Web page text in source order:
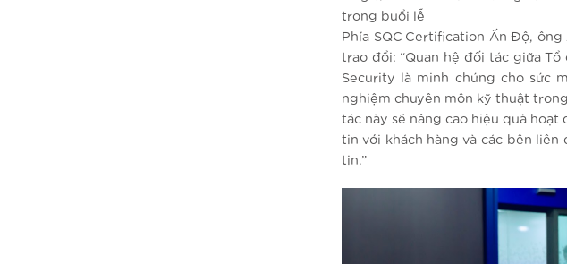
trong buổi lễ
Phía SQC Certification Ấn Độ,
trao đổi: “Quan hệ đối tác giữa Tổ
Security là minh chứng cho sức
nghiệm chuyên môn kỹ thuật
tác này sẽ nâng cao hiệu quả
tin với khách hàng và các bên
tin.”